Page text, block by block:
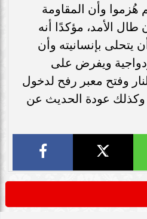
هُزموا وأن المقاومة
طال الأمد، مؤكدًا أنه
يتحلى بإنسانيته وأن
ويفرض على
وفتح معبر رفح لدخول
عودة الحديث عن